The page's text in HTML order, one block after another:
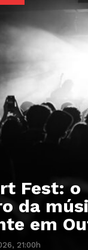
Fest: o
da
em
21:00h